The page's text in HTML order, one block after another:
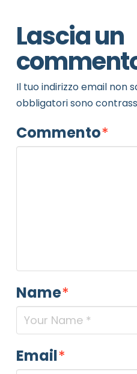
Lascia un
Il tuo indirizzo email non
obbligatori sono
Commento*
Name*
Email*